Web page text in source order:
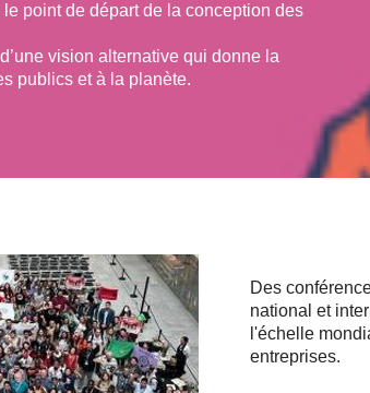
point de départ de la conception des
vision alternative qui donne la
publics et à la planète.
Des
national et
l'échelle
entreprises.